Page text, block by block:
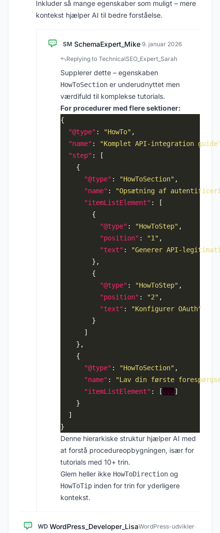
Inkluder så mange egenskaber som muligt – mere
kontekst hjælper AI til bedre forståelse.
SM SchemaExpert_Mike·9. januar 2026
Replying to TechnicalSEO_Expert_Sarah
Supplerer dette – egenskaben
HowToSection er underudnyttet men
værdifuld til komplekse tutorials.
For procedurer med flere sektioner:
"@type" : "HowTo"
"name" :
"Komplet API-integration
"step"
"@type" : "HowToSection"
"name" :
"Opsætning af
"itemListElement"
"@type" : "HowToStep"
"position" : "1"
"text" :
"Generer API-
"@type" : "HowToStep"
"position" : "2"
"text" :
"Konfigurer OAuth"
"@type" : "HowToSection"
"name" :
"Lav din første
"itemListElement" : [ ...
Denne hierarkiske struktur hjælper AI med
at forstå procedureopbygningen, især for
tutorials med 10+ trin.
Glem heller ikke HowToDirection og
HowToTip inden for trin for yderligere
kontekst.
WD WordPress_Developer_LisaWordPress-udvikler·